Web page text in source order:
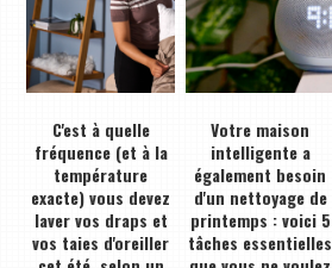
C'est à quelle
fréquence (et à la
température
exacte) vous devez
laver vos draps et
vos taies d'oreiller
Votre maison
intelligente a
également besoin
d'un nettoyage de
printemps : voici 5
tâches essentielles